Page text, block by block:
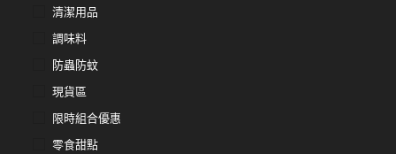
清潔用品
調味料
防蟲防蚊
現貨區
限時組合優惠
零食甜點